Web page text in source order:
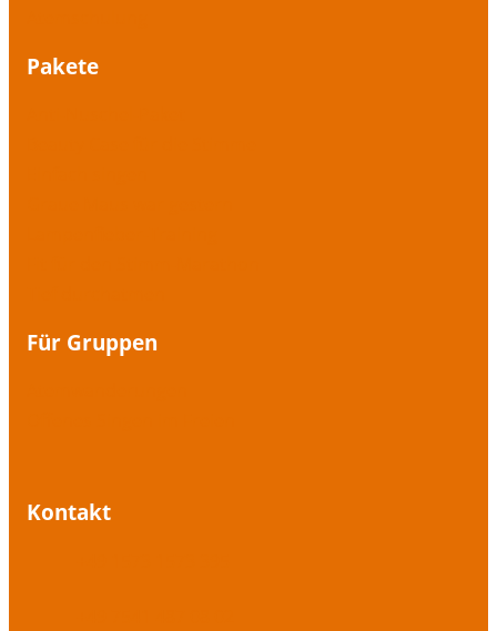
Pakete
Für Gruppen
Kontakt